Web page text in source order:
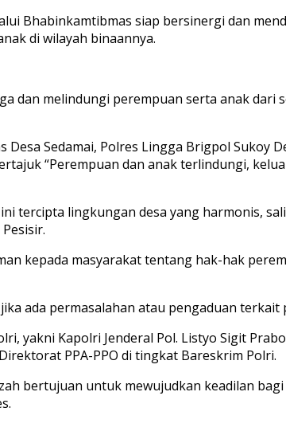
Bhabinkamtibmas siap bersinergi dan
di wilayah binaannya.
dan melindungi perempuan serta anak dari
Sedamai, Polres Lingga Brigpol Sukoy
“Perempuan dan anak terlindungi,
tercipta lingkungan desa yang harmonis,
kepada masyarakat tentang hak-hak
ada permasalahan atau pengaduan
yakni Kapolri Jenderal Pol. Listyo Sigit
PPA-PPO di tingkat Bareskrim Polri.
bertujuan untuk mewujudkan keadilan